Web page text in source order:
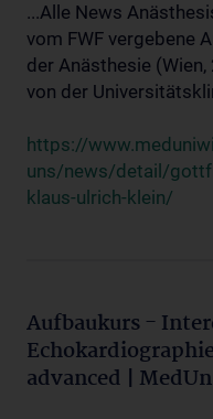
...Alle News
vom FWF vergebene
der Anästhesie
von der
https://
uns/news/detail/
klaus-ulrich-klein/
Aufbaukurs -
advanced |